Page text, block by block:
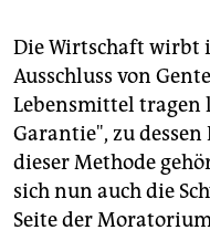
Die Wirtschaft wirbt
Ausschluss von
Lebensmittel tragen
Garantie", zu
dieser Methode
sich nun auch die
Seite der